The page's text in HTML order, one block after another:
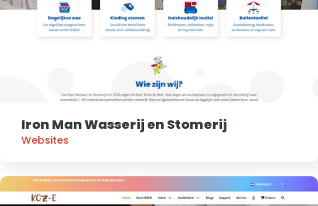
Iron Man Wasserij en Stomerij
Websites